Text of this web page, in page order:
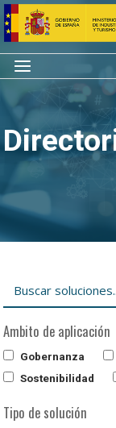
Saltar
al
contenido
Inicio
Menú
Ambito de aplicación
Gobernanza
Sostenibilidad
Tipo de solución